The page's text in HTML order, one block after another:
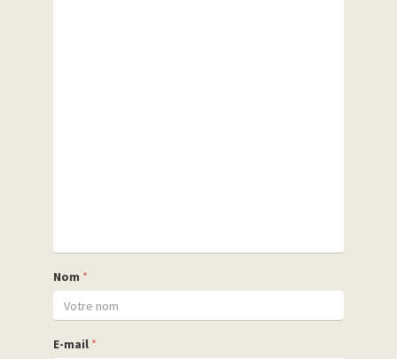
Nom *
E-mail *